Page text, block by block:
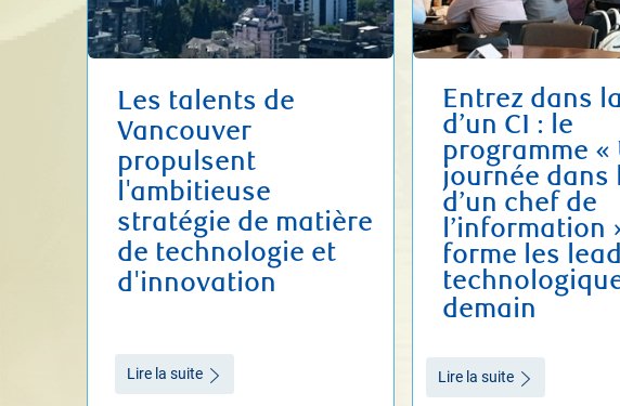
Les talents de
Vancouver
propulsent
l'ambitieuse
stratégie de matière
de technologie et
d'innovation
Lire la suite
Entrez dans
d’un CI : le
programme «
journée dans
d’un chef de
l’information
forme les
demain
Lire la suite